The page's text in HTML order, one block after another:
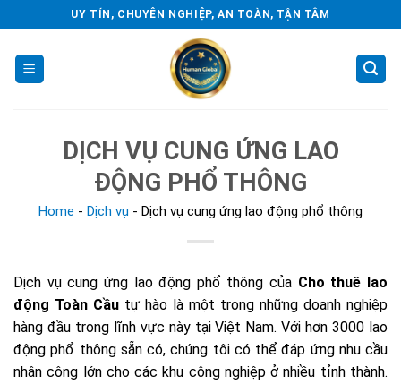
to
content
UY TÍN, CHUYÊN NGHIỆP, AN TOÀN, TẬN TÂM
DỊCH VỤ CUNG ỨNG LAO
ĐỘNG PHỔ THÔNG
Home - Dịch vụ - Dịch vụ cung ứng lao động phổ thông
Dịch vụ cung ứng lao động phổ thông của Cho thuê lao
động Toàn Cầu tự hào là một trong những doanh nghiệp
hàng đầu trong lĩnh vực này tại Việt Nam. Với hơn 3000 lao
động phổ thông sẵn có, chúng tôi có thể đáp ứng nhu cầu
nhân công lớn cho các khu công nghiệp ở nhiều tỉnh thành.